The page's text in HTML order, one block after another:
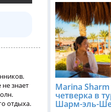
знает
отдыха.
Marina
четверка в
Шарм-эль-